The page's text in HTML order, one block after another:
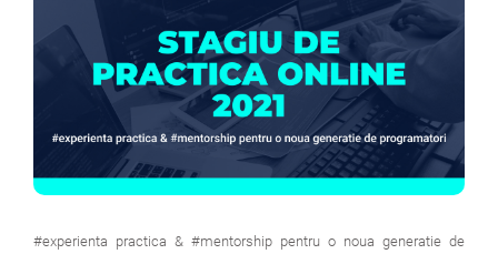
#experienta practica & #mentorship pentru o noua generatie de